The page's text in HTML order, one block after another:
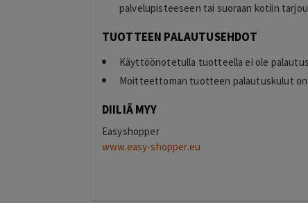
palvelupisteeseen tai suoraan kotiin
TUOTTEEN PALAUTUSEHDOT
Käyttöönotetulla tuotteella ei ole
Moitteettoman tuotteen palautuskulut on
DIILIÄ MYY
Easyshopper
www.easy-shopper.eu